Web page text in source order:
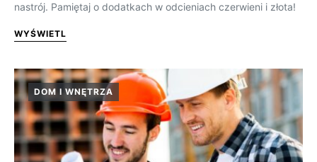
nastrój. Pamiętaj o dodatkach w odcieniach czerwieni i złota!
WYŚWIETL
DOM I WNĘTRZA